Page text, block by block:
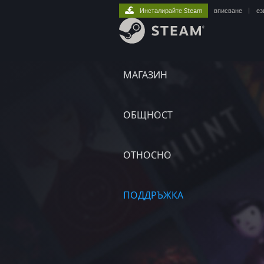
МАГАЗИН
ОБЩНОСТ
ОТНОСНО
ПОДДРЪЖКА
Инсталирайте Steam вписване